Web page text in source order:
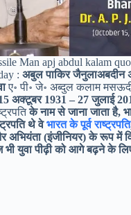
Man apj abdul kalam
: अबुल पाकिर जैनुलाअबदीन
ए॰ पी॰ जे॰ अब्दुल कलाम
अक्टूबर 1931 – 27 जुलाई
के नाम से जाना जाता है,
थे वेभारत के पूर्व राष्ट्रपति
अभियंता (इंजीनियर) के रूप में
युवा पीढ़ी को आगे बढ़ने के